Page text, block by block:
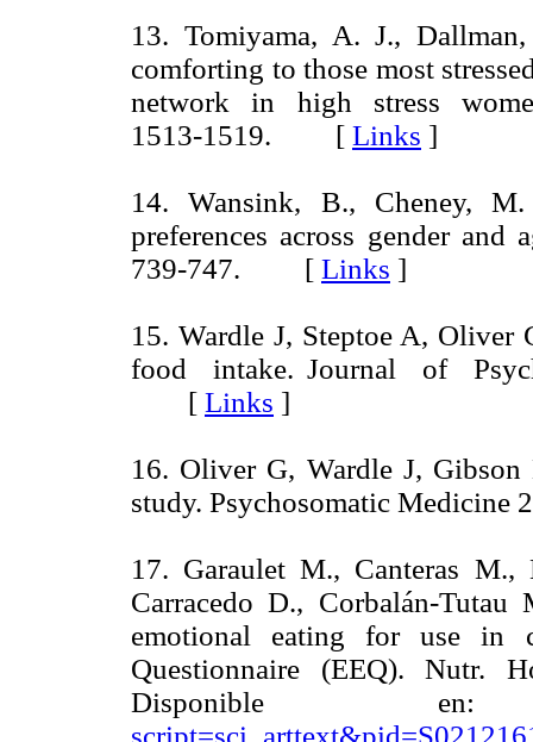
13. Tomiyama, A. J.,
comforting to those most
network in high stress
1513-1519. [ Links ]
14. Wansink, B., Cheney,
preferences across gender
739-747. [ Links ]
15. Wardle J, Steptoe A,
food intake. Journal of
[ Links ]
16. Oliver G, Wardle J,
study. Psychosomatic
17. Garaulet M., Canteras M.,
Carracedo D., Corbalán-
emotional eating for use in
Questionnaire (EEQ). Nutr.
Disponible